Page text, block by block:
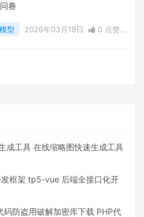
卷
型 2026年03月19日
0 点赞
成工具 在线缩略图快速生成工具
框架 tp5-vue 后端全接口化开
防盗用破解加密库下载 PHP代